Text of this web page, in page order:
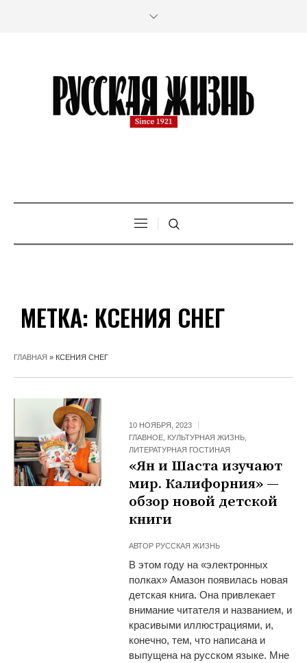
МЕТКА: КСЕНИЯ СНЕГ
ГЛАВНАЯ » КСЕНИЯ СНЕГ
10 НОЯБРЯ, 2023
ГЛАВНОЕ КУЛЬТУРНАЯ ЖИЗНЬ
ЛИТЕРАТУРНАЯ ГОСТИНАЯ
«Ян и Шаста изучают
мир. Калифорния» —
обзор новой детской
книги
АВТОР РУССКАЯ ЖИЗНЬ
В этом году на «электронных
полках» Амазон появилась новая
детская книга. Она привлекает
внимание читателя и названием, и
красивыми иллюстрациями, и,
конечно, тем, что написана и
выпущена на русском языке. Мне